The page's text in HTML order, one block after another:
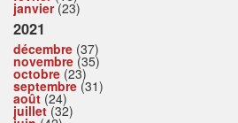
janvier(23)
2021
décembre (37)
novembre (35)
octobre (23)
septembre (31)
août (24)
juillet(32)